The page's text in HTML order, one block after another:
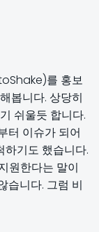
를 홍보
봅니다. 상당히
쉬울듯 합니다.
터 이슈가 되어
하기도 했습니다.
원한다는 말이
습니다. 그럼 비